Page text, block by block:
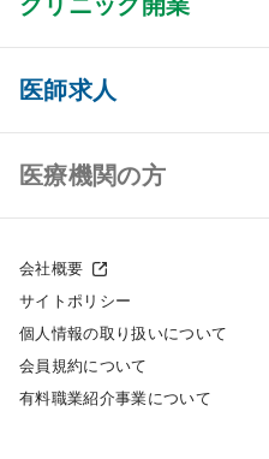
クリニック開業 TOP
クリニック物件検索
クリニックの開業スタイル
クリニック開業までの流れ
開業支援事例
医師求人
医師求人 TOP
常勤求人検索
非常勤求人検索
スポット求人検索
医療機関の方
採用をお考えの医療機関の方
会社概要
サイトポリシー
個人情報の取り扱いについて
会員規約について
有料職業紹介事業について